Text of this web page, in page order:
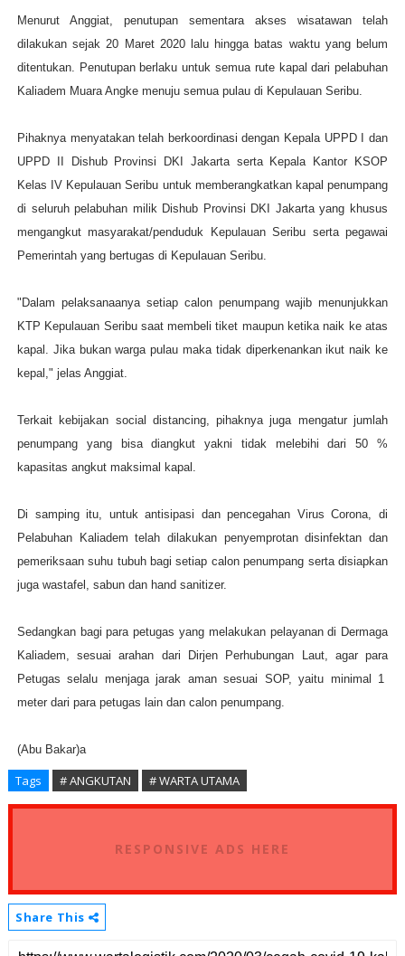
Menurut Anggiat, penutupan sementara akses wisatawan telah
dilakukan sejak 20 Maret 2020 lalu hingga batas waktu yang belum
ditentukan. Penutupan berlaku untuk semua rute kapal dari pelabuhan
Kaliadem Muara Angke menuju semua pulau di Kepulauan Seribu.
Pihaknya menyatakan telah berkoordinasi dengan Kepala UPPD I dan
UPPD II Dishub Provinsi DKI Jakarta serta Kepala Kantor KSOP
Kelas IV Kepulauan Seribu untuk memberangkatkan kapal penumpang
di seluruh pelabuhan milik Dishub Provinsi DKI Jakarta yang khusus
mengangkut masyarakat/penduduk Kepulauan Seribu serta pegawai
Pemerintah yang bertugas di Kepulauan Seribu.
"Dalam pelaksanaanya setiap calon penumpang wajib menunjukkan
KTP Kepulauan Seribu saat membeli tiket maupun ketika naik ke atas
kapal. Jika bukan warga pulau maka tidak diperkenankan ikut naik ke
kepal," jelas Anggiat.
Terkait kebijakan social distancing, pihaknya juga mengatur jumlah
penumpang yang bisa diangkut yakni tidak melebihi dari 50 %
kapasitas angkut maksimal kapal.
Di samping itu, untuk antisipasi dan pencegahan Virus Corona, di
Pelabuhan Kaliadem telah dilakukan penyemprotan disinfektan dan
pemeriksaan suhu tubuh bagi setiap calon penumpang serta disiapkan
juga wastafel, sabun dan hand sanitizer.
Sedangkan bagi para petugas yang melakukan pelayanan di Dermaga
Kaliadem, sesuai arahan dari Dirjen Perhubungan Laut, agar para
Petugas selalu menjaga jarak aman sesuai SOP, yaitu minimal 1
meter dari para petugas lain dan calon penumpang.
(Abu Bakar)a
Tags # ANGKUTAN # WARTA UTAMA
RESPONSIVE ADS HERE
Share This